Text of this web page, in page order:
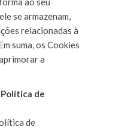
se armazenam,
relacionadas à
suma, os Cookies
a
de
de